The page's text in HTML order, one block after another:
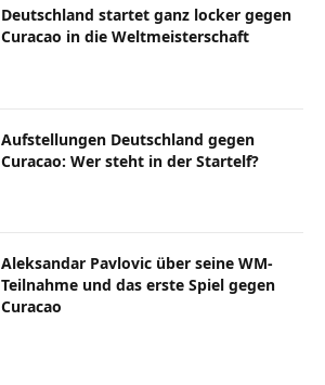
Deutschland startet ganz locker gegen
Curacao in die Weltmeisterschaft
Aufstellungen Deutschland gegen
Curacao: Wer steht in der Startelf?
Aleksandar Pavlovic über seine WM-
Teilnahme und das erste Spiel gegen
Curacao